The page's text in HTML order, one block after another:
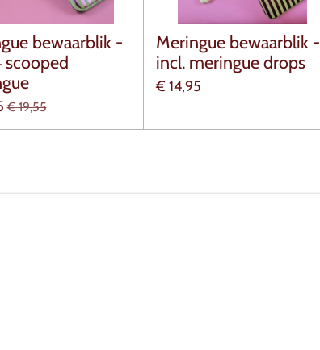
bewaarblik -
scooped
€ 19,55
Meringue bewaarblik -
incl. meringue drops
€ 14,95